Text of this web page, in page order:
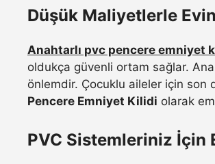
Düşük Maliyetlerle
Anahtarlı pvc pencere emniyet
oldukça güvenli ortam sağlar.
önlemdir. Çocuklu aileler için son
Pencere Emniyet Kilidi olarak
PVC Sistemleriniz İçin